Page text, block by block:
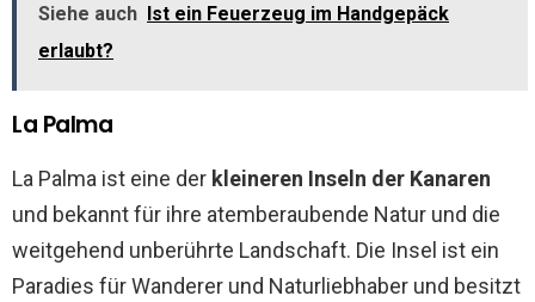
Siehe auch Ist ein Feuerzeug im Handgepäck
erlaubt?
La Palma
La Palma ist eine der kleineren Inseln der Kanaren
und bekannt für ihre atemberaubende Natur und die
weitgehend unberührte Landschaft. Die Insel ist ein
Paradies für Wanderer und Naturliebhaber und besitzt